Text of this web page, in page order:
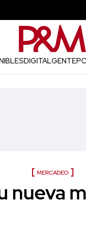
DIGITALGENTE
MERCADEO
nueva